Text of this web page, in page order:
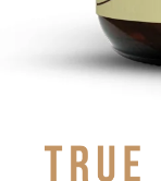
Pflanze,
Schisandra
traditionellen